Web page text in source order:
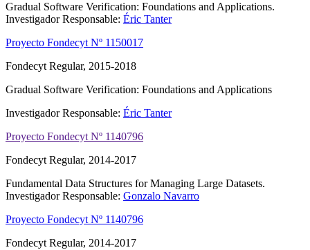
Gradual Software Verification: Foundations and Applications.
Investigador Responsable: Éric Tanter
Proyecto Fondecyt Nº 1150017
Fondecyt Regular, 2015-2018
Gradual Software Verification: Foundations and Applications
Investigador Responsable: Éric Tanter
Proyecto Fondecyt Nº 1140796
Fondecyt Regular, 2014-2017
Fundamental Data Structures for Managing Large Datasets.
Investigador Responsable: Gonzalo Navarro
Proyecto Fondecyt Nº 1140796
Fondecyt Regular, 2014-2017